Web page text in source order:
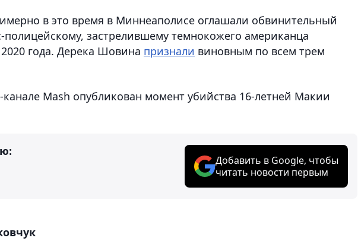
в это время в Миннеаполисе оглашали обвинительный
полицейскому, застрелившему темнокожего американца
года. Дерека Шовина признали виновным по всем трем
Mash опубликован момент убийства 16-летней Макии
Добавить в Google, чтобы
читать новости первым